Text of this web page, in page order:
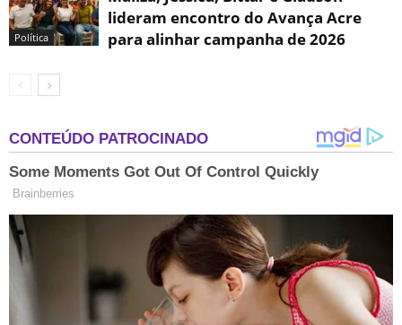
Política
lideram encontro do Avança Acre
para alinhar campanha de 2026